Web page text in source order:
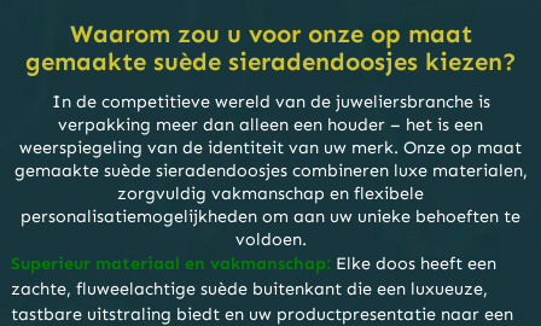
aanpasbare suède sieradendoosjes – waar
kwaliteit en elegantie samenkomen.
Waarom zou u voor onze op maat
gemaakte suède sieradendoosjes kiezen?
In de competitieve wereld van de juweliersbranche is
verpakking meer dan alleen een houder – het is een
weerspiegeling van de identiteit van uw merk. Onze op maat
gemaakte suède sieradendoosjes combineren luxe materialen,
zorgvuldig vakmanschap en flexibele
personalisatiemogelijkheden om aan uw unieke behoeften te
voldoen.
Superieur materiaal en vakmanschap: Elke doos heeft een
zachte, fluweelachtige suède buitenkant die een luxueuze,
tastbare uitstraling biedt en uw productpresentatie naar een